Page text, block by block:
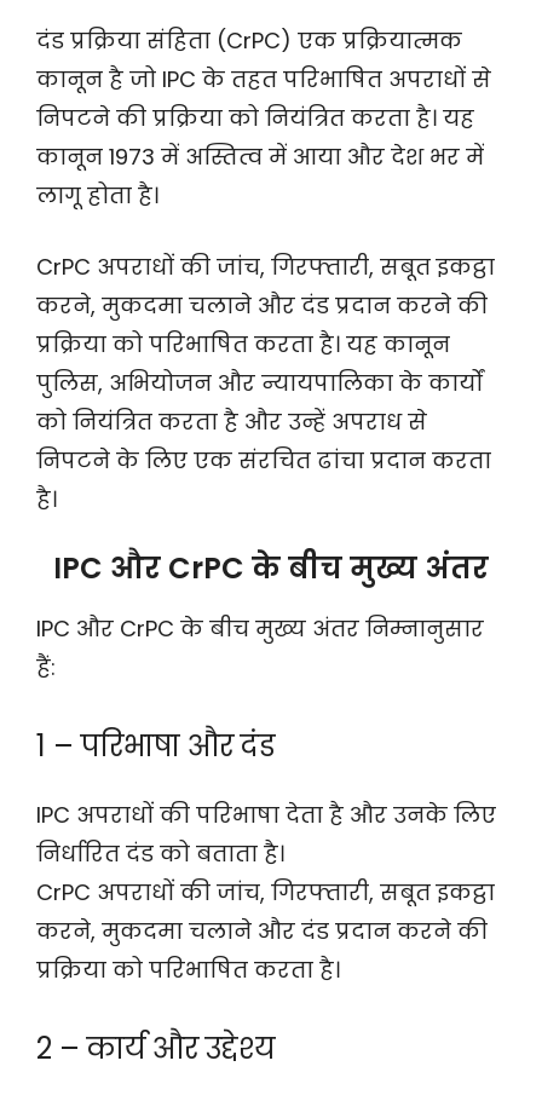
दंड प्रक्रिया संहिता (CrPC) एक प्रक्रियात्मक
कानून है जो IPC के तहत परिभाषित अपराधों से
निपटने की प्रक्रिया को नियंत्रित करता है। यह
कानून 1973 में अस्तित्व में आया और देश भर में
लागू होता है।
CrPC अपराधों की जांच, गिरफ्तारी, सबूत इकट्ठा
करने, मुकदमा चलाने और दंड प्रदान करने की
प्रक्रिया को परिभाषित करता है। यह कानून
पुलिस, अभियोजन और न्यायपालिका के कार्यों
को नियंत्रित करता है और उन्हें अपराध से
निपटने के लिए एक संरचित ढांचा प्रदान करता
है।
IPC और CrPC के बीच मुख्य अंतर
IPC और CrPC के बीच मुख्य अंतर निम्नानुसार
हैं:
1 – परिभाषा और दंड
IPC अपराधों की परिभाषा देता है और उनके लिए
निर्धारित दंड को बताता है।
CrPC अपराधों की जांच, गिरफ्तारी, सबूत इकट्ठा
करने, मुकदमा चलाने और दंड प्रदान करने की
प्रक्रिया को परिभाषित करता है।
2 – कार्य और उद्देश्य